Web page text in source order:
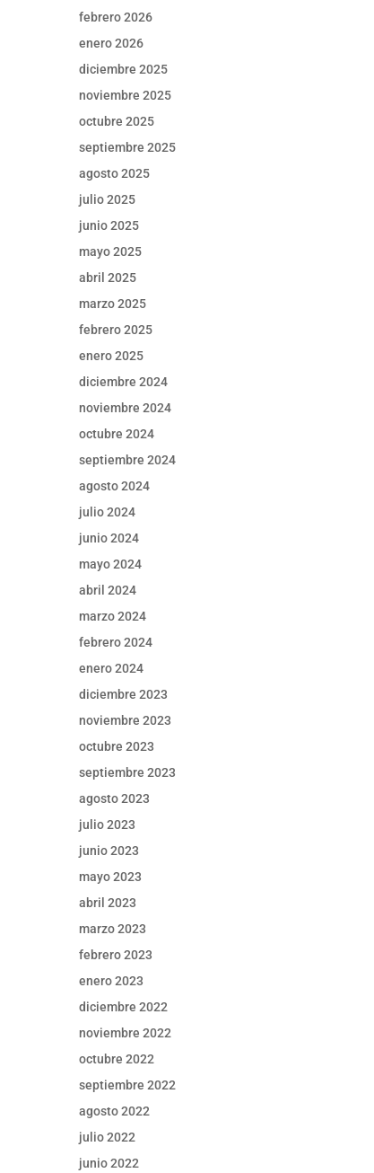
febrero 2026
enero 2026
diciembre 2025
noviembre 2025
octubre 2025
septiembre 2025
agosto 2025
julio 2025
junio 2025
mayo 2025
abril 2025
marzo 2025
febrero 2025
enero 2025
diciembre 2024
noviembre 2024
octubre 2024
septiembre 2024
agosto 2024
julio 2024
junio 2024
mayo 2024
abril 2024
marzo 2024
febrero 2024
enero 2024
diciembre 2023
noviembre 2023
octubre 2023
septiembre 2023
agosto 2023
julio 2023
junio 2023
mayo 2023
abril 2023
marzo 2023
febrero 2023
enero 2023
diciembre 2022
noviembre 2022
octubre 2022
septiembre 2022
agosto 2022
julio 2022
junio 2022